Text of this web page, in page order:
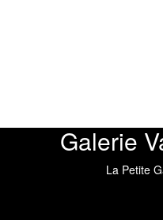
Galerie
La Petite